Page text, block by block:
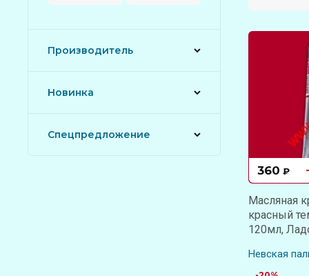
Производитель
Новинка
Спецпредложение
360 ₽
Масляная
красный
120мл,
Невская